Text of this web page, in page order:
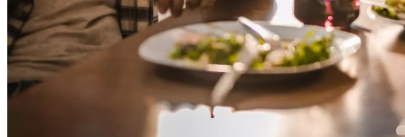
Startseite
AnmeldenRegistrieren